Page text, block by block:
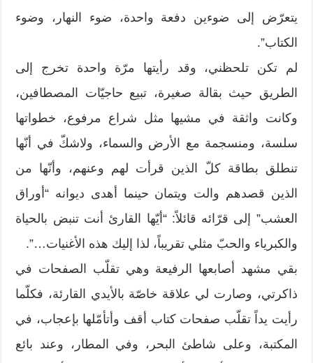
يتعرّض إلى ضوءين دفعة واحدة، ضوء النهار، وضوء
الكتاب”.
لم تكن تلحظني، وقد رأيتها مرّة واحدة تخرج إلى
الطريق حيث بقالة صغيرة، تبيع حاجيّات المصطافين،
وكانت واثقة في مشيها مثل شراع مرفوع، خطواتها
سلسة، ومنسجمة مع الأرض والسماء، ولاشكّ في أنّها
تنطلق بطاقة كلّ الذين قرأت لهم وعنهم، وأنّها من
الذين قصدهم والت ويتمان حينما أهدى ديوانه “أوراق
العشب” إلى قرّائه قائلاً: “أيّها القارئ أنت تنبض بالحياة
والكبرياء والحبّ مثلي تقريباً، لذا إليك هذه الأغنيات…”.
بقي مشهد أصابعها الرفيعة وهي تقلّب الصفحات في
ذاكرتي، وصارت لي علاقة خاصّة بالأيدي القارئة، فكلّما
رأيت يداً تقلّب صفحات كتاب أقف وأتأمّلها بإعجاب، في
المكتبة، وعلى شاطئ البحر، وفي المطار، وعند بائع